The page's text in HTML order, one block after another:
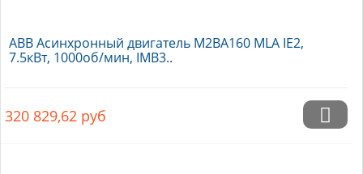
ABB Асинхронный двигатель M2BA160 MLA IE2,
7.5кВт, 1000об/мин, IMB3..
320 829,62 руб